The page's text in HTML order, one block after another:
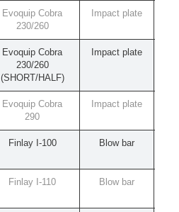
Evoquip Cobra
230/260
Impact plate
Evoquip Cobra
230/260
(SHORT/HALF)
Impact plate
Evoquip Cobra
290
Impact plate
Finlay I-100 Blow bar
Finlay I-110 Blow bar